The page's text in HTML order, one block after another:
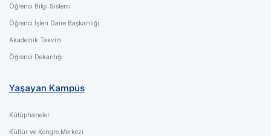
Öğrenci Bilgi Sistemi
Öğrenci İşleri Daire Başkanlığı
Akademik Takvim
Öğrenci Dekanlığı
Yaşayan Kampüs
Kütüphaneler
Kültür ve Kongre Merkezi